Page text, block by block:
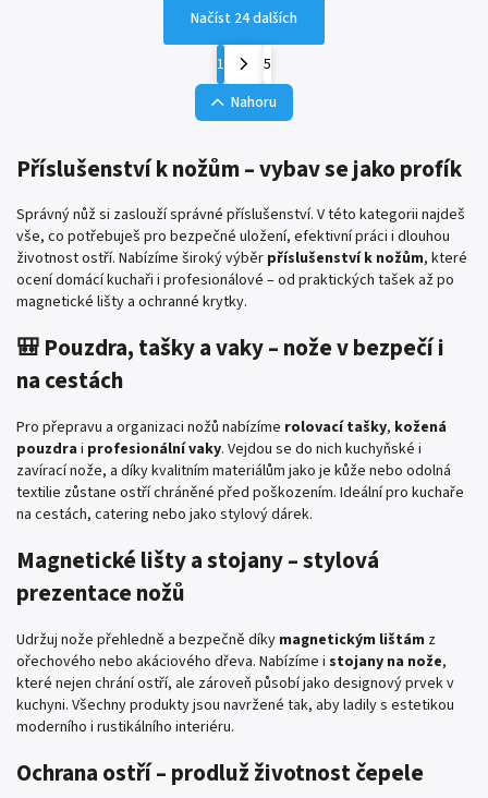
Načíst 24 dalších
1
5
Nahoru
Příslušenství k nožům – vybav se jako profík
Správný nůž si zaslouží správné příslušenství. V této kategorii najdeš
vše, co potřebuješ pro bezpečné uložení, efektivní práci i dlouhou
životnost ostří. Nabízíme široký výběr příslušenství k nožům, které
ocení domácí kuchaři i profesionálové – od praktických tašek až po
magnetické lišty a ochranné krytky.
🎒 Pouzdra, tašky a vaky – nože v bezpečí i
na cestách
Pro přepravu a organizaci nožů nabízíme rolovací tašky, kožená
pouzdra i profesionální vaky. Vejdou se do nich kuchyňské i
zavírací nože, a díky kvalitním materiálům jako je kůže nebo odolná
textilie zůstane ostří chráněné před poškozením. Ideální pro kuchaře
na cestách, catering nebo jako stylový dárek.
Magnetické lišty a stojany – stylová
prezentace nožů
Udržuj nože přehledně a bezpečně díky magnetickým lištám z
ořechového nebo akáciového dřeva. Nabízíme i stojany na nože,
které nejen chrání ostří, ale zároveň působí jako designový prvek v
kuchyni. Všechny produkty jsou navržené tak, aby ladily s estetikou
moderního i rustikálního interiéru.
Ochrana ostří – prodluž životnost čepele